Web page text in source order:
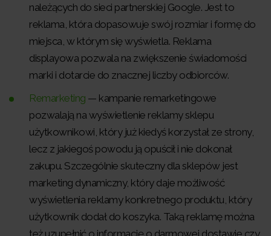
należących do sieci partnerskiej Google. Jest to
reklama, która dopasowuje swój rozmiar i formę do
miejsca, w którym się wyświetla. Reklama
displayowa pozwala na zwiększenie świadomości
marki i dotarcie do znacznej liczby odbiorców.
Remarketing — kampanie remarketingowe
pozwalają na wyświetlenie reklamy sklepu
użytkownikowi, który już kiedyś korzystał ze strony,
lecz z jakiegoś powodu ją opuścił i nie dokonał
zakupu. Szczególnie skuteczny dla sklepów jest
marketing dynamiczny, który daje możliwość
wyświetlenia reklamy konkretnego produktu, który
użytkownik dodał do koszyka. Taką reklamę można
też uzupełnić o informację o darmowej dostawie czy